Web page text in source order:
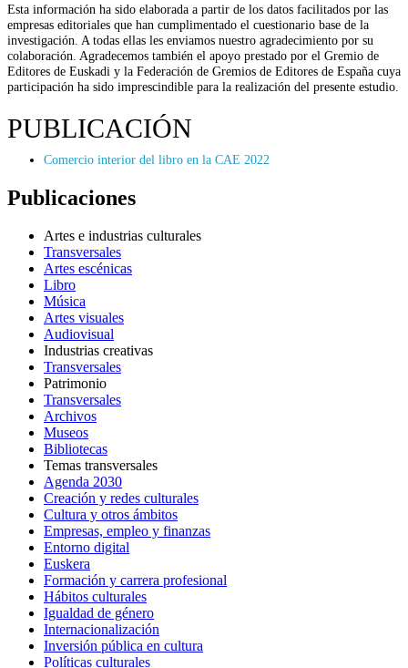
Esta información ha sido elaborada a partir de los datos facilitados por las
empresas editoriales que han cumplimentado el cuestionario base de la
investigación. A todas ellas les enviamos nuestro agradecimiento por su
colaboración. Agradecemos también el apoyo prestado por el Gremio de
Editores de Euskadi y la Federación de Gremios de Editores de España cuya
participación ha sido imprescindible para la realización del presente estudio.
PUBLICACIÓN
Comercio interior del libro en la CAE 2022
Publicaciones
Artes e industrias culturales
Transversales
Artes escénicas
Libro
Música
Artes visuales
Audiovisual
Industrias creativas
Transversales
Patrimonio
Transversales
Archivos
Museos
Bibliotecas
Temas transversales
Agenda 2030
Creación y redes culturales
Cultura y otros ámbitos
Empresas, empleo y finanzas
Entorno digital
Euskera
Formación y carrera profesional
Hábitos culturales
Igualdad de género
Internacionalización
Inversión pública en cultura
Políticas culturales